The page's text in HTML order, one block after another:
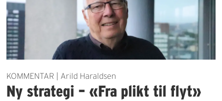
KOMMENTAR | Arild Haraldsen
Ny strategi – «Fra plikt til flyt»